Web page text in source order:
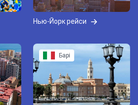
Нью-Йорк рейси
Барі